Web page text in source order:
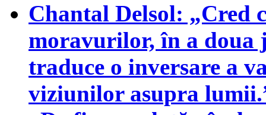
Chantal Delsol: „Cred
moravurilor, în a doua
traduce o inversare a
viziunilor asupra